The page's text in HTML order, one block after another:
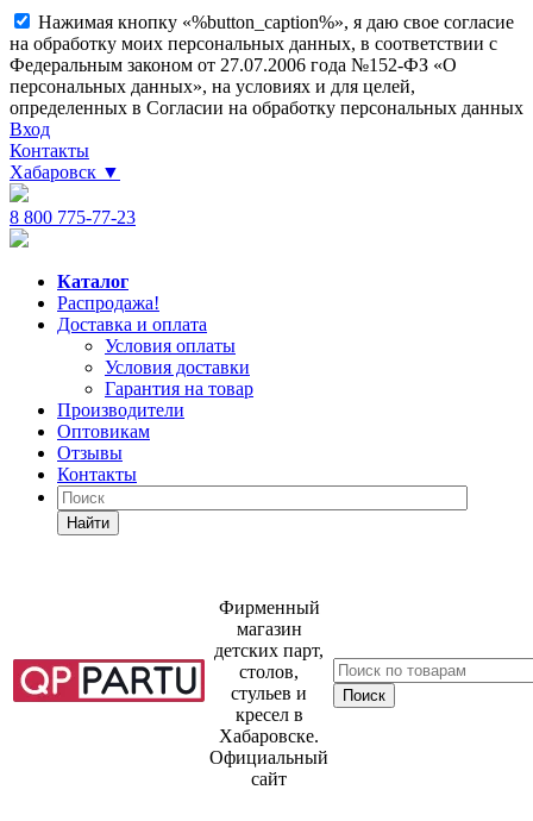
Нажимая кнопку «%button_caption%», я даю свое согласие
на обработку моих персональных данных, в соответствии с
Федеральным законом от 27.07.2006 года №152-ФЗ «О
персональных данных», на условиях и для целей,
определенных в Согласии на обработку персональных данных
Вход
Контакты
Хабаровск ▼
8 800 775-77-23
Каталог
Распродажа!
Доставка и оплата
Условия оплаты
Условия доставки
Гарантия на товар
Производители
Оптовикам
Отзывы
Контакты
Найти
Фирменный
магазин
детских парт,
столов,
стульев и
кресел в
Хабаровске.
Официальный
сайт